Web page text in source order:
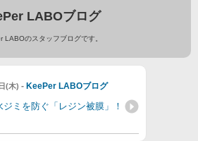
LABOブログ
LABOのスタッフブログです。
(木) - KeePer LABOブログ
ジミを防ぐ「レジン被膜」！